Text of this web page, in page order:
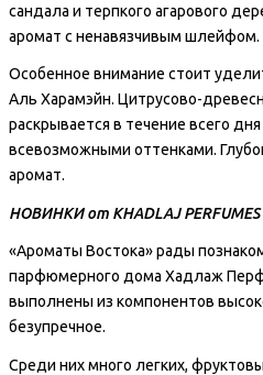
сандала и терпкого агарового
аромат с ненавязчивым шлейфом.
Особенное внимание стоит
Аль Харамэйн. Цитрусово-
раскрывается в течение всего
всевозможными оттенками.
аромат.
НОВИНКИ от KHADLAJ PERFUMES
«Ароматы Востока» рады
парфюмерного дома Хадлаж
выполнены из компонентов
безупречное.
Среди них много легких,